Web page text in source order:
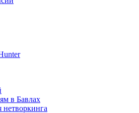
в Бавлах
нетворкинга